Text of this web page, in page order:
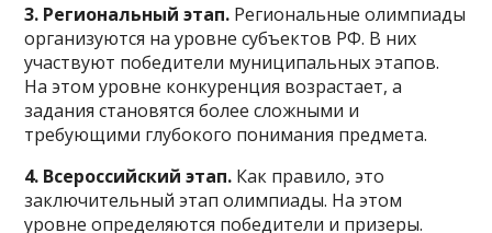
3. Региональный этап. Региональные олимпиады
организуются на уровне субъектов РФ. В них
участвуют победители муниципальных этапов.
На этом уровне конкуренция возрастает, а
задания становятся более сложными и
требующими глубокого понимания предмета.
4. Всероссийский этап. Как правило, это
заключительный этап олимпиады. На этом
уровне определяются победители и призеры.